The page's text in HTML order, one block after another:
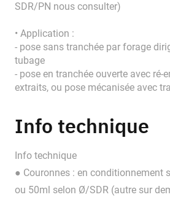
SDR/PN nous consulter)
• Application :
- pose sans tranchée par forage
tubage
- pose en tranchée ouverte avec ré-
extraits, ou pose mécanisée avec
Info technique
Info technique
● Couronnes : en conditionnement
ou 50ml selon Ø/SDR (autre sur